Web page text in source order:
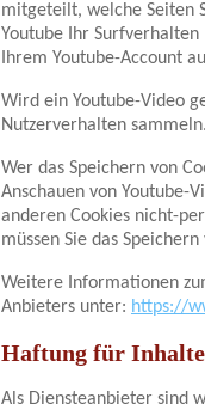
mitgeteilt, welche Seiten
Youtube Ihr
Ihrem Youtube-Account
Wird ein Youtube-Video
Nutzerverhalten
Wer das Speichern von
Anschauen von Youtube-
anderen Cookies nicht-
müssen Sie das
Weitere Informationen
Anbieters unter: https://
Haftung für Inhalte
Als Diensteanbieter sind